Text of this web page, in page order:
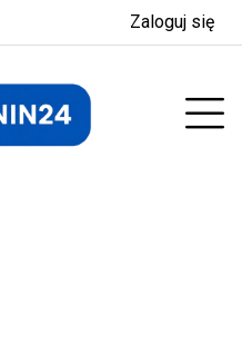
Zaloguj się